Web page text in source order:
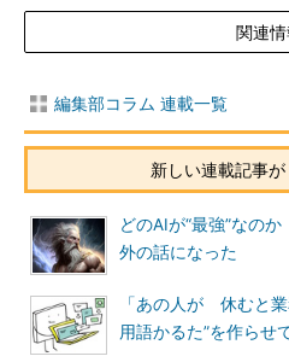
関連情
編集部コラム 連載一覧
新しい連載記事
どのAIが“最強”なの
外の話になった
「あの人が 休むと
用語かるた”を作らせ